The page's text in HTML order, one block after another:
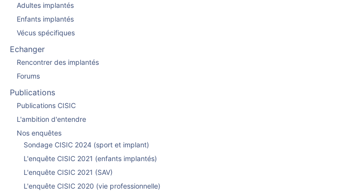
Adultes implantés
Enfants implantés
Vécus spécifiques
Echanger
Rencontrer des implantés
Forums
Publications
Publications CISIC
L'ambition d'entendre
Nos enquêtes
Sondage CISIC 2024 (sport et implant)
L'enquête CISIC 2021 (enfants implantés)
L'enquête CISIC 2021 (SAV)
L'enquête CISIC 2020 (vie professionnelle)